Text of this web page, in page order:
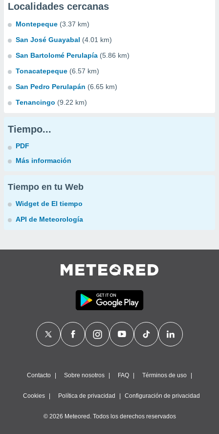
Localidades cercanas
Montepeque (3.37 km)
San José Guayabal (4.01 km)
San Bartolomé Perulapía (5.86 km)
Tonacatepeque (6.57 km)
San Pedro Perulapán (6.65 km)
Tenancingo (9.22 km)
Tiempo...
PDF
Más información
Tiempo en tu Web
Widget de El tiempo
API de Meteorología
Contacto Sobre nosotros FAQ Términos de uso
Cookies Política de privacidad Configuración de privacidad
© 2026 Meteored. Todos los derechos reservados